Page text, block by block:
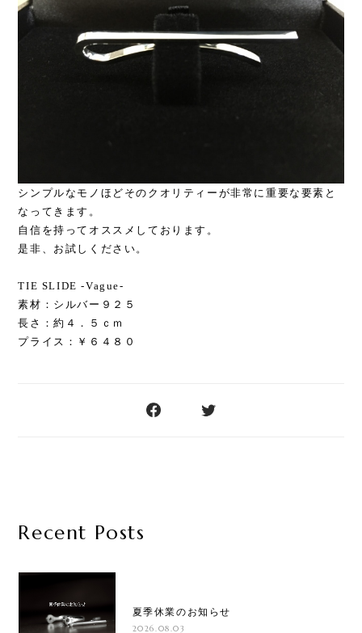
シンプルなモノほどそのクオリティーが非常に重要な要素と
なってきます。
自信を持ってオススメしております。
是非、お試しください。
TIE SLIDE -Vague-
素材：シルバー９２５
長さ：約４．５ｃｍ
プライス：￥６４８０
Recent Posts
夏季休業のお知らせ
2026.08.03